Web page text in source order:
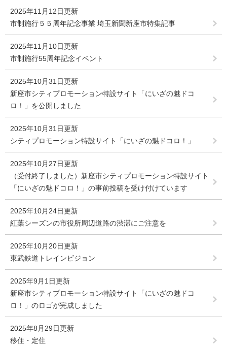
2025年11月12日更新
市制施行５５周年記念事業 埼玉新聞新座市特集記事
2025年11月10日更新
市制施行55周年記念イベント
2025年10月31日更新
新座市シティプロモーション特設サイト「にいざの魅ドコ
ロ！」を公開しました
2025年10月31日更新
シティプロモーション特設サイト「にいざの魅ドコロ！」
2025年10月27日更新
（受付終了しました）新座市シティプロモーション特設サイト
「にいざの魅ドコロ！」の事前投稿を受け付けています
2025年10月24日更新
紅葉シーズンの市役所周辺道路の渋滞にご注意を
2025年10月20日更新
東武鉄道トレインビジョン
2025年9月1日更新
新座市シティプロモーション特設サイト「にいざの魅ドコ
ロ！」のロゴが完成しました
2025年8月29日更新
移住・定住